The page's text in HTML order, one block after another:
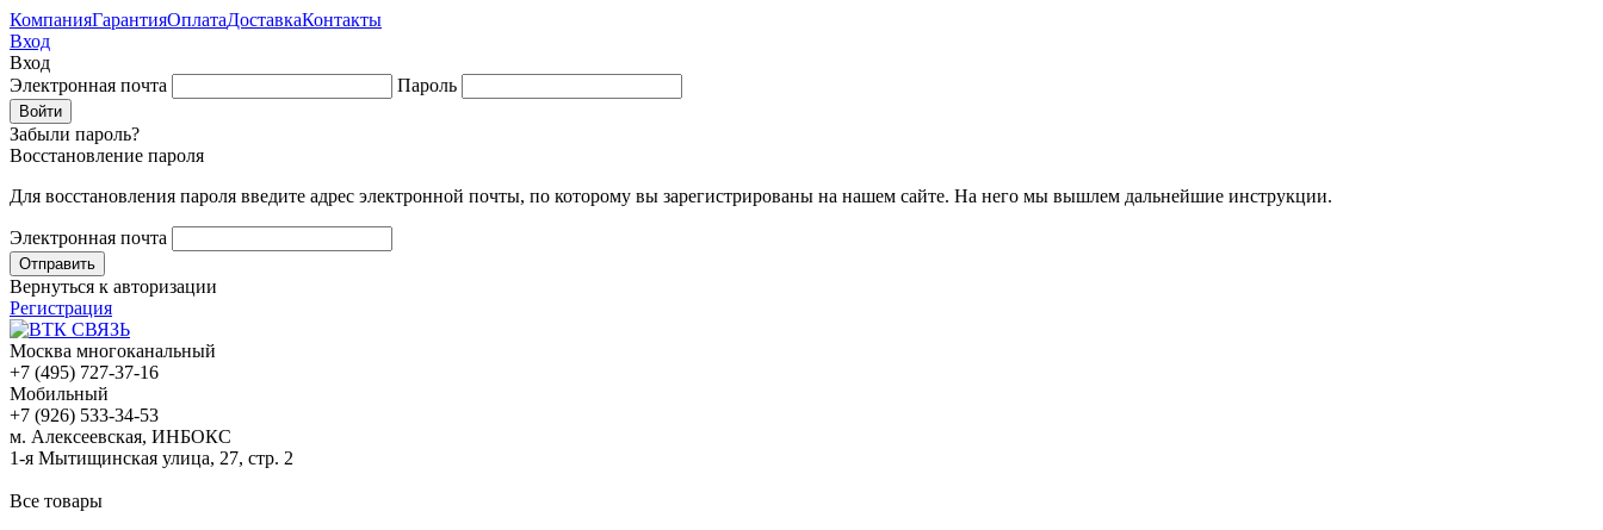
КомпанияГарантияОплатаДоставкаКонтакты
Вход
Вход
Электронная почта
Пароль
Забыли пароль?
Восстановление пароля
Для восстановления пароля введите адрес электронной почты, по которому вы зарегистрированы на нашем сайте. На него мы вышлем дальнейшие инструкции.
Электронная почта
Вернуться к авторизации
Регистрация
Москва многоканальный
+7 (495) 727-37-16
Мобильный
+7 (926) 533-34-53
м. Алексеевская, ИНБОКС
1-я Мытищинская улица, 27, стр. 2
Все товары